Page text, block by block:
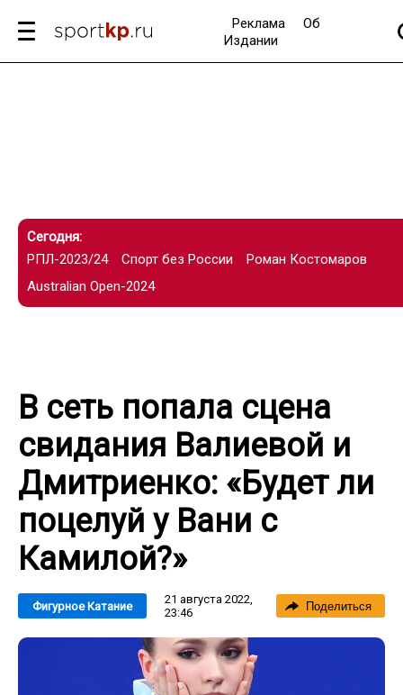
Реклама
Об
Издании
Сегодня:
РПЛ-2023/24
Спорт без России
Роман Костомаров
Australian Open-2024
В сеть попала сцена
свидания Валиевой и
Дмитриенко: «Будет ли
поцелуй у Вани с
Камилой?»
Фигурное Катание
21 августа 2022,
23:46
Поделиться